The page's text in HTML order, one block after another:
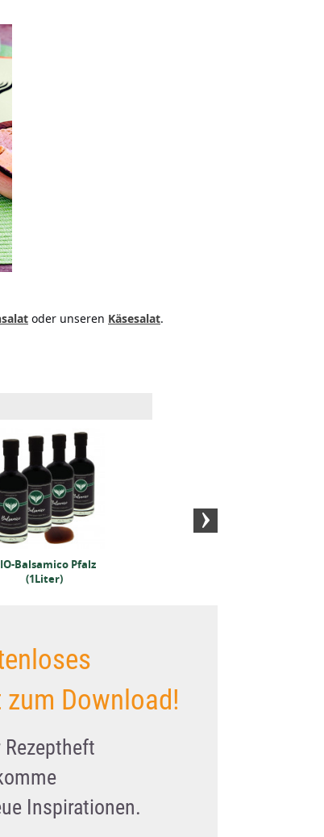
oder unseren Käsesalat.
Balsamico Pfalz
(1Liter)
zum Download!
Inspirationen.